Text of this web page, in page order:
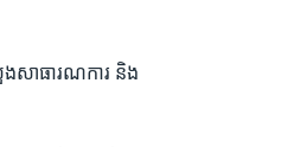
ង​សាធារណការ​ និង​